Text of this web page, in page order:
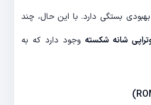
بستگی دارد. با این حال، چند
شانه شکسته وجود دارد که به